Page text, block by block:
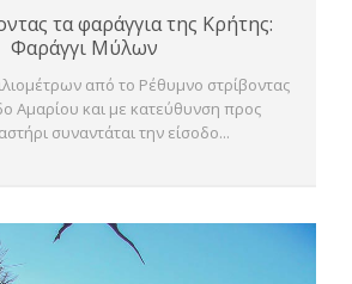
τα φαράγγια της Κρήτης:
Φαράγγι Μύλων
από το Ρέθυμνο στρίβοντας
Αμαρίου και με κατεύθυνση προς
συναντάται την είσοδο...